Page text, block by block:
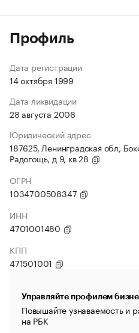
Профиль
Дата регистрации
14 октября 1999
Дата ликвидации
28 августа 2006
Юридический адрес
187625, Ленинградская обл,
Радогощь, д 9, кв 28
ОГРН
1034700508347
ИНН
4701001480
КПП
471501001
Управляйте профилем
Повышайте узнаваемость и
на РБК